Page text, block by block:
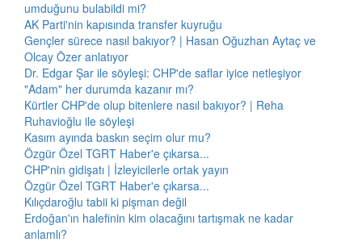
umduğunu bulabildi mi?
AK Parti'nin kapısında transfer kuyruğu
Gençler sürece nasıl bakıyor? | Hasan Oğuzhan Aytaç ve
Olcay Özer anlatıyor
Dr. Edgar Şar ile söyleşi: CHP'de saflar iyice netleşiyor
"Adam" her durumda kazanır mı?
Kürtler CHP'de olup bitenlere nasıl bakıyor? | Reha
Ruhavioğlu ile söyleşi
Kasım ayında baskın seçim olur mu?
Özgür Özel TGRT Haber'e çıkarsa...
CHP'nin gidişatı | İzleyicilerle ortak yayın
Özgür Özel TGRT Haber'e çıkarsa...
Kılıçdaroğlu tabii ki pişman değil
Erdoğan'ın halefinin kim olacağını tartışmak ne kadar
anlamlı?